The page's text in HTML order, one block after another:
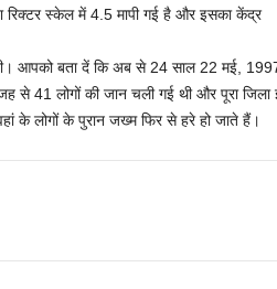
रिक्टर स्केल में 4.5 मापी गई है और इसका केंद्र
आपको बता दें कि अब से 24 साल 22 मई,
से 41 लोगों की जान चली गई थी और पूरा जिला
के लोगों के पुरान जख्म फिर से हरे हो जाते हैं।